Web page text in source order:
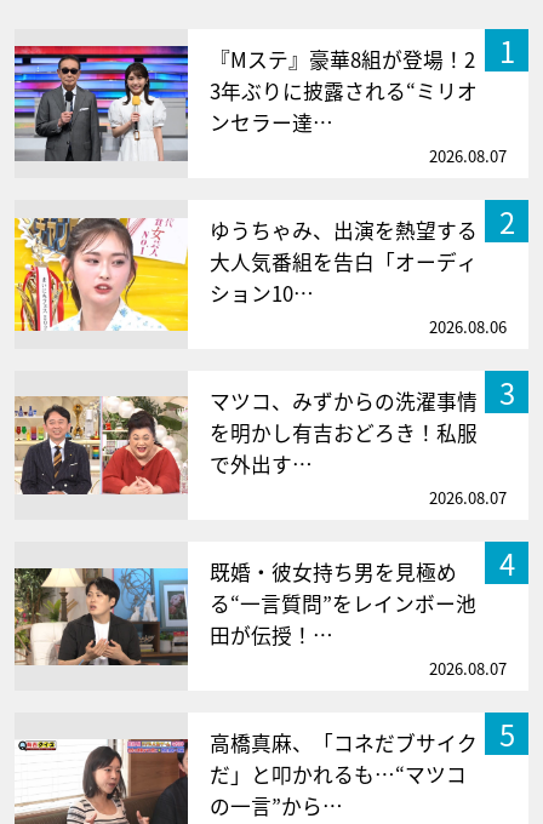
1
『Mステ』豪華8組が登場！2
3年ぶりに披露される“ミリオ
ンセラー達…
2026.08.07
2
ゆうちゃみ、出演を熱望する
大人気番組を告白「オーディ
ション10…
2026.08.06
3
マツコ、みずからの洗濯事情
を明かし有吉おどろき！私服
で外出す…
2026.08.07
4
既婚・彼女持ち男を見極め
る“一言質問”をレインボー池
田が伝授！…
2026.08.07
5
高橋真麻、「コネだブサイク
だ」と叩かれるも…“マツコ
の一言”から…